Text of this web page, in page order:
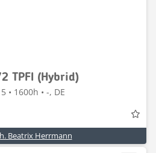
TPFI (Hybrid)
• 1600h • -, DE
Beatrix Herrmann